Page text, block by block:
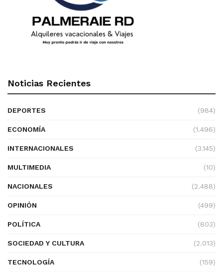
Noticias Recientes
DEPORTES (984)
ECONOMÍA (1.496)
INTERNACIONALES (3.145)
MULTIMEDIA (10)
NACIONALES (2.488)
OPINIÓN (499)
POLÍTICA (803)
SOCIEDAD Y CULTURA (2.013)
TECNOLOGÍA (159)